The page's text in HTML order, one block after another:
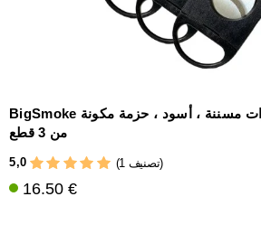
BigSmoke قطاعة سيجار ، شفرات مسننة ، أسود ، حزمة مكونة
من 3 قطع
5,0 (1 تصنيف)
16.50 €